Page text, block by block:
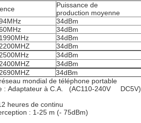
Puissance de
production moyenne
34dBm
34dBm
34dBm
34dBm
34dBm
34dBm
34dBm
mondial de téléphone portable
: Adaptateur à C.A. (AC110-240V DC5V)
heures de continu
: 1-25 m (- 75dBm)